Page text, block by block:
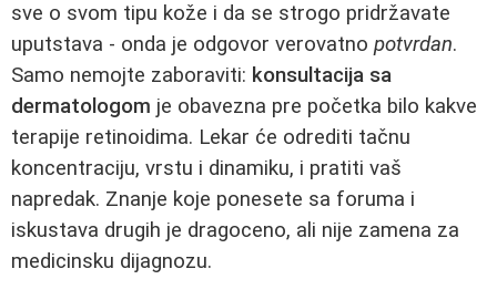
sve o svom tipu kože i da se strogo pridržavate
uputstava - onda je odgovor verovatno potvrdan.
Samo nemojte zaboraviti: konsultacija sa
dermatologom je obavezna pre početka bilo kakve
terapije retinoidima. Lekar će odrediti tačnu
koncentraciju, vrstu i dinamiku, i pratiti vaš
napredak. Znanje koje ponesete sa foruma i
iskustava drugih je dragoceno, ali nije zamena za
medicinsku dijagnozu.